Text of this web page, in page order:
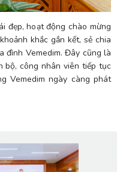
đẹp, hoạt động chào mừng
khắc gắn kết, sẻ chia
đình Vemedim. Đây cũng là
bộ, công nhân viên tiếp tục
Vemedim ngày càng phát